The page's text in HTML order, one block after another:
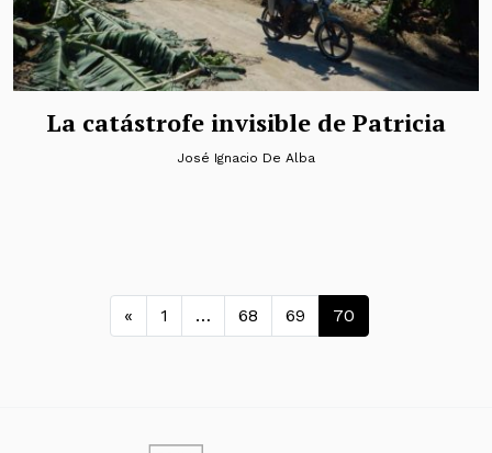
La catástrofe invisible de Patricia
José Ignacio De Alba
Navegación de entradas
« 1 … 68 69 70